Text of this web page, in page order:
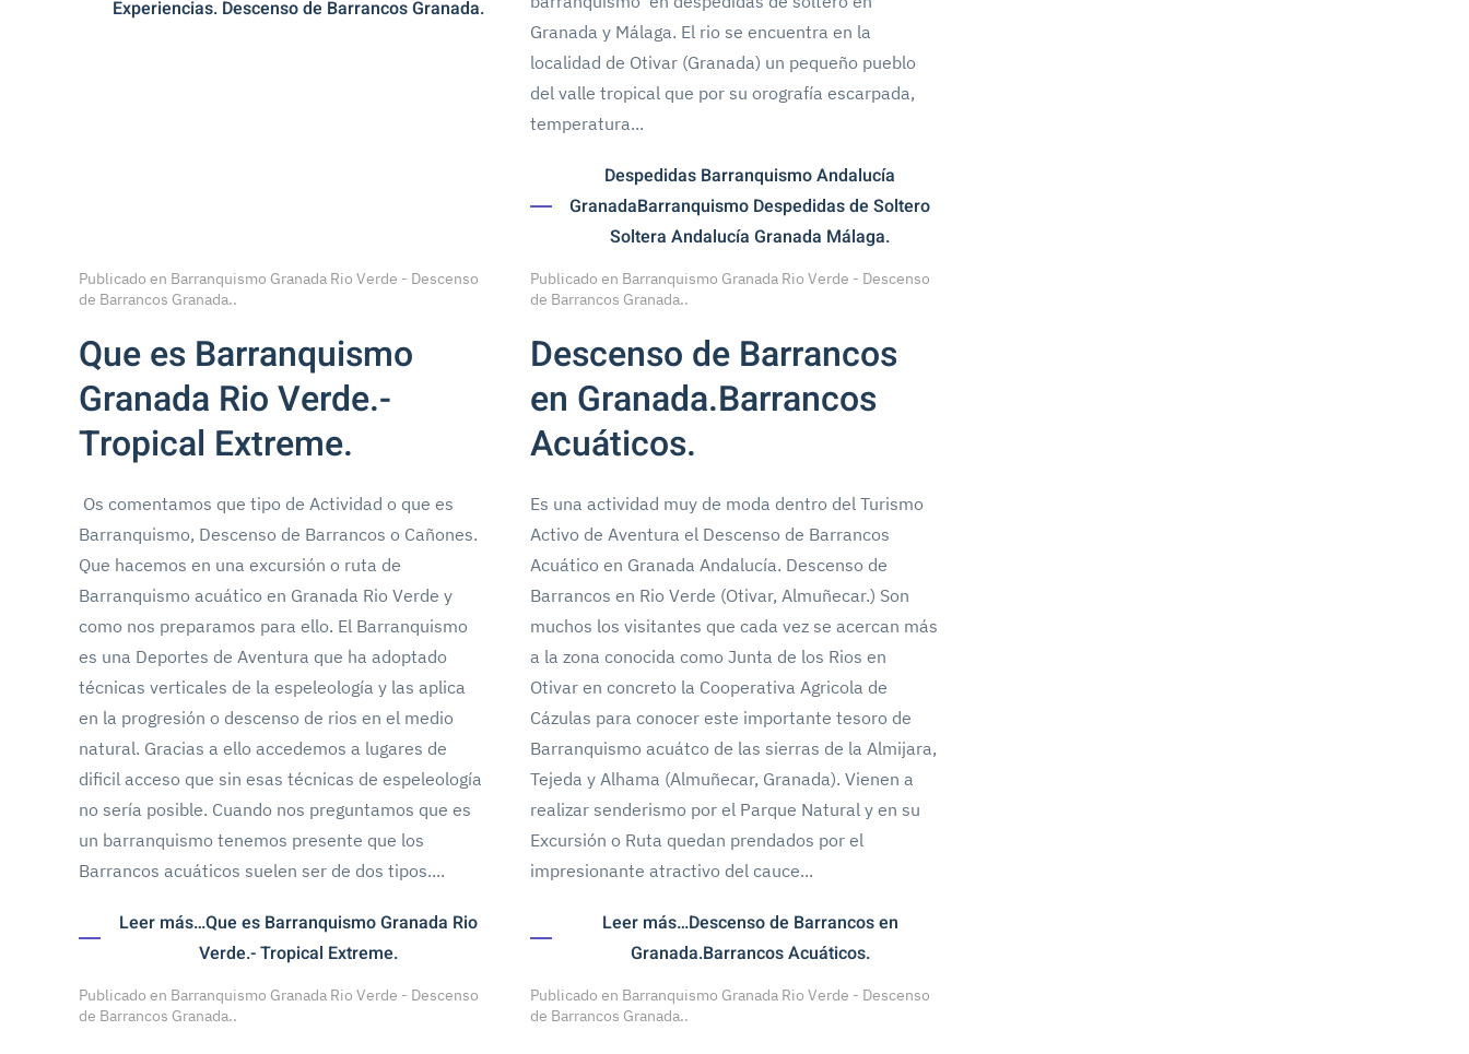
Experiencias. Descenso de Barrancos Granada.
Granada y Málaga. El rio se encuentra en la
localidad de Otivar (Granada) un pequeño pueblo
del valle tropical que por su orografía escarpada,
temperatura...
Despedidas Barranquismo Andalucía
GranadaBarranquismo Despedidas de Soltero
Soltera Andalucía Granada Málaga.
Publicado en Barranquismo Granada Rio Verde - Descenso
de Barrancos Granada..
Que es Barranquismo
Granada Rio Verde.-
Tropical Extreme.
Os comentamos que tipo de Actividad o que es
Barranquismo, Descenso de Barrancos o Cañones.
Que hacemos en una excursión o ruta de
Barranquismo acuático en Granada Rio Verde y
como nos preparamos para ello. El Barranquismo
es una Deportes de Aventura que ha adoptado
técnicas verticales de la espeleología y las aplica
en la progresión o descenso de rios en el medio
natural. Gracias a ello accedemos a lugares de
dificil acceso que sin esas técnicas de espeleología
no sería posible. Cuando nos preguntamos que es
un barranquismo tenemos presente que los
Barrancos acuáticos suelen ser de dos tipos....
Leer más…Que es Barranquismo Granada Rio
Verde.- Tropical Extreme.
Publicado en Barranquismo Granada Rio Verde - Descenso
de Barrancos Granada..
Descenso de Barrancos
en Granada.Barrancos
Acuáticos.
Es una actividad muy de moda dentro del Turismo
Activo de Aventura el Descenso de Barrancos
Acuático en Granada Andalucía. Descenso de
Barrancos en Rio Verde (Otivar, Almuñecar.) Son
muchos los visitantes que cada vez se acercan más
a la zona conocida como Junta de los Rios en
Otivar en concreto la Cooperativa Agricola de
Cázulas para conocer este importante tesoro de
Barranquismo acuátco de las sierras de la Almijara,
Tejeda y Alhama (Almuñecar, Granada). Vienen a
realizar senderismo por el Parque Natural y en su
Excursión o Ruta quedan prendados por el
impresionante atractivo del cauce...
Leer más…Descenso de Barrancos en
Granada.Barrancos Acuáticos.
Publicado en Barranquismo Granada Rio Verde - Descenso
de Barrancos Granada..
Publicado en Barranquismo Granada Rio Verde - Descenso
de Barrancos Granada..